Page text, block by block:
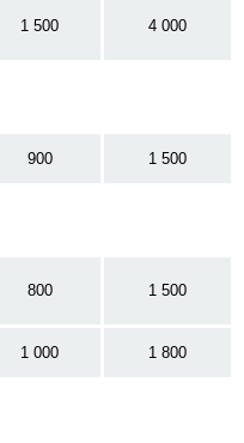
1 500 4 000
900 1 500
800 1 500
1 000 1 800